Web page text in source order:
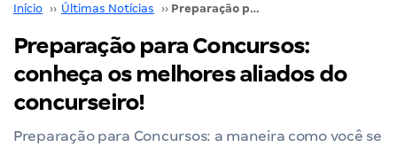
Início ›› Últimas Notícias ›› Preparação para Concursos: conheça os melhores aliados do concurseiro!
Preparação para Concursos:
conheça os melhores aliados do
concurseiro!
Preparação para Concursos: a maneira como você se